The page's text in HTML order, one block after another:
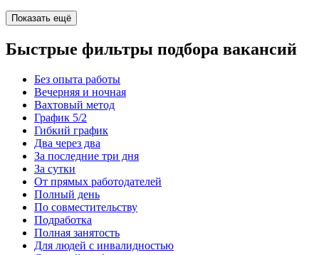
Показать ещё
Быстрые фильтры подбора вакансий
Без опыта работы
Вечерняя и ночная
Вахтовый метод
График 5/2
Гибкий график
Два через два
За последние три дня
За сутки
От прямых работодателей
Полный день
По совместительству
Подработка
Полная занятость
Для людей с инвалидностью